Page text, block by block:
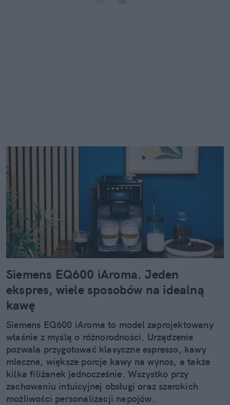
Siemens EQ600 iAroma. Jeden
ekspres, wiele sposobów na idealną
kawę
Siemens EQ600 iAroma to model zaprojektowany
właśnie z myślą o różnorodności. Urządzenie
pozwala przygotować klasyczne espresso, kawy
mleczne, większe porcje kawy na wynos, a także
kilka filiżanek jednocześnie. Wszystko przy
zachowaniu intuicyjnej obsługi oraz szerokich
możliwości personalizacji napojów.